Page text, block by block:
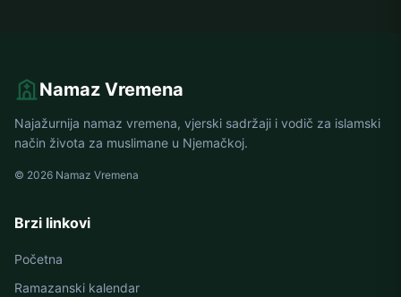
Namaz Vremena
Najažurnija namaz vremena, vjerski sadržaji i vodič za islamski
način života za muslimane u Njemačkoj.
© 2026 Namaz Vremena
Brzi linkovi
Početna
Ramazanski kalendar